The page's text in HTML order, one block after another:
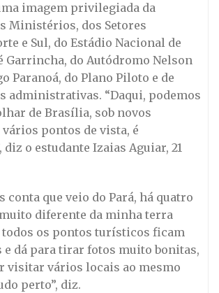
imagem privilegiada da
Ministérios, dos Setores
e Sul, do Estádio Nacional de
Garrincha, do Autódromo Nelson
Paranoá, do Plano Piloto e de
administrativas. “Daqui, podemos
de Brasília, sob novos
vários pontos de vista, é
diz o estudante Izaias Aguiar, 21
conta que veio do Pará, há quatro
muito diferente da minha terra
todos os pontos turísticos ficam
e dá para tirar fotos muito bonitas,
visitar vários locais ao mesmo
perto”, diz.